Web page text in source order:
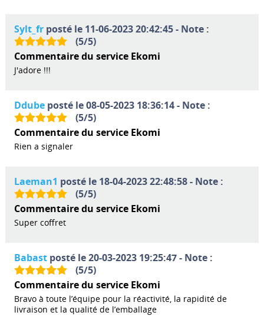
Sylt_frposté le 11-06-2023 20:42:45 - Note :
(5/5)
Commentaire du service Ekomi
J'adore !!!
Ddubeposté le 08-05-2023 18:36:14 - Note :
(5/5)
Commentaire du service Ekomi
Rien a signaler
Laeman1 posté le 18-04-2023 22:48:58 - Note :
(5/5)
Commentaire du service Ekomi
Super coffret
Babastposté le 20-03-2023 19:25:47 - Note :
(5/5)
Commentaire du service Ekomi
Bravo à toute l’équipe pour la réactivité, la rapidité de
livraison et la qualité de l’emballage